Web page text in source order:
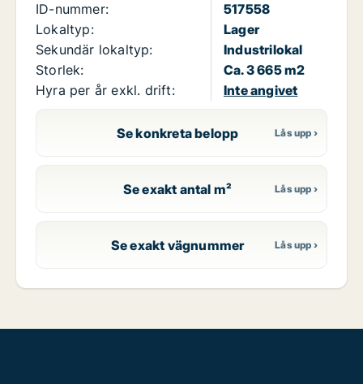
ID-nummer:
517558
Lokaltyp:
Lager
Sekundär lokaltyp:
Industrilokal
Storlek:
Ca. 3 665 m2
Hyra per år exkl. drift:
Inte angivet
Se konkreta belopp
Se exakt antal m²
Se exakt vägnummer